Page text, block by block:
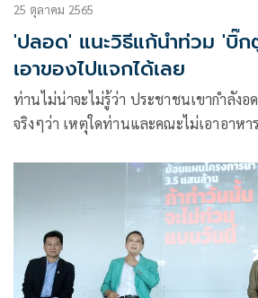
25 ตุลาคม 2565
'ปลอด' แนะวิธีแก้นำท่วม 'บิ๊
เอาของไปแจกได้เลย
ท่านไม่น่าจะไม่รู้ว่า ประชาชนเขากำลังอ
จริงๆว่า เหตุใดท่านและคณะไม่เอาอาหา
พรรคการเมือง ไม่มีตำแหน่งในการบริหา